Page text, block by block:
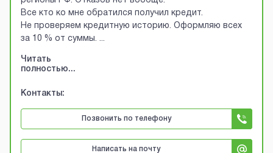
Все кто ко мне обратился получил кредит.
Не проверяем кредитную историю. Оформляю всех
за 10 % от суммы. ...
Читать
полностью...
Контакты:
Позвонить по телефону
Написать на почту